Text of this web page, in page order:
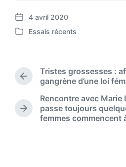
P
o
a
4 avril 2020
P
e
n
Essais récents
P
e
v
i
Tristes grossesses :
gangrène d’une loi
N
Rencontre avec Marie
passe toujours
femmes commencent